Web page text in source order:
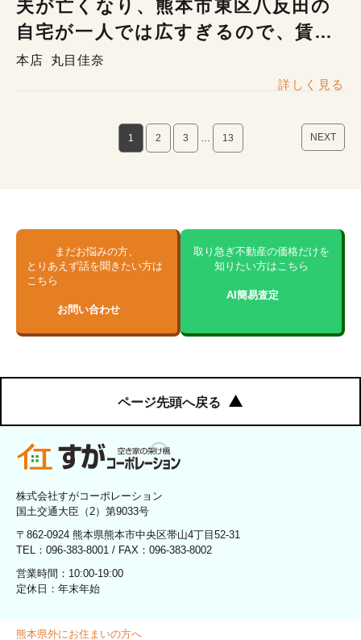
夫が亡くなり、熊本市東区八反田の
自宅が一人では広すぎるので、賃貸
に住み替えたい
本店 丸目佳奈
詳しく見る
1 2 3 13 NEXT
まだお悩みの方、
とりあえず話を聞きたい方は
こちら
お問い合わせ
取り急ぎ不動産の価格だけを
知りたい方はこちら
AI簡易査定
ページ先頭へ戻る
株式会社すがコーポレーション
国土交通大臣（2）第9033号
〒862-0924 熊本県熊本市中央区帯山4丁目52-31
TEL：096-383-8001 / FAX：096-383-8002
営業時間：10:00-19:00
定休日：年末年始
熊本県外にお住まいの方へ